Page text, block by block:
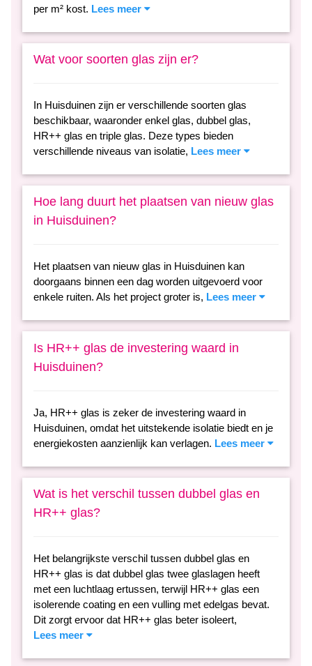
per m² kost. Lees meer
Wat voor soorten glas zijn er?
In Huisduinen zijn er verschillende soorten glas
beschikbaar, waaronder enkel glas, dubbel glas,
HR++ glas en triple glas. Deze types bieden
verschillende niveaus van isolatie, Lees meer
Hoe lang duurt het plaatsen van nieuw glas
in Huisduinen?
Het plaatsen van nieuw glas in Huisduinen kan
doorgaans binnen een dag worden uitgevoerd voor
enkele ruiten. Als het project groter is, Lees meer
Is HR++ glas de investering waard in
Huisduinen?
Ja, HR++ glas is zeker de investering waard in
Huisduinen, omdat het uitstekende isolatie biedt en je
energiekosten aanzienlijk kan verlagen. Lees meer
Wat is het verschil tussen dubbel glas en
HR++ glas?
Het belangrijkste verschil tussen dubbel glas en
HR++ glas is dat dubbel glas twee glaslagen heeft
met een luchtlaag ertussen, terwijl HR++ glas een
isolerende coating en een vulling met edelgas bevat.
Dit zorgt ervoor dat HR++ glas beter isoleert,
Lees meer